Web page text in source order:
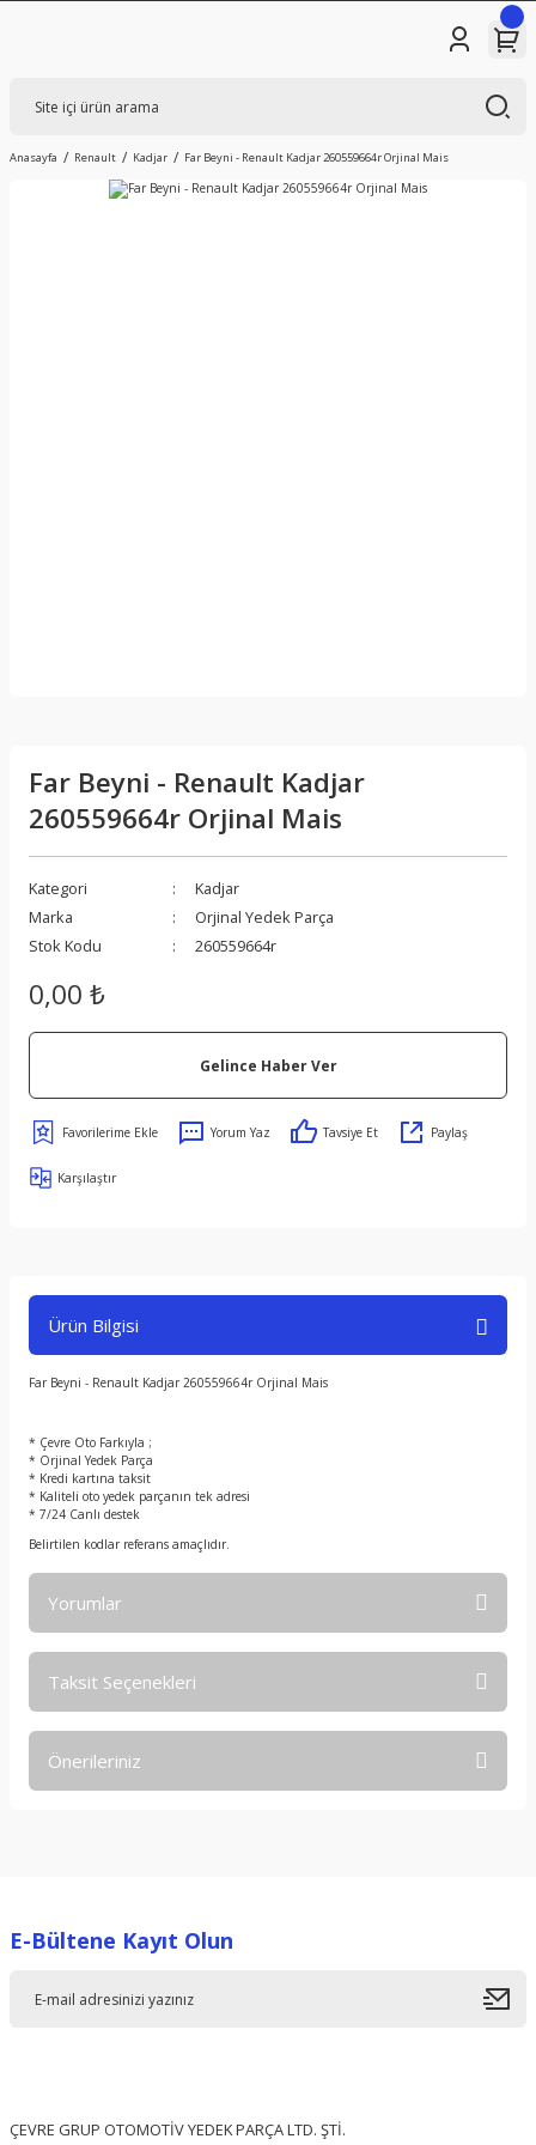
Anasayfa Renault Kadjar Far Beyni - Renault Kadjar 260559664r Orjinal Mais
Far Beyni - Renault Kadjar
260559664r Orjinal Mais
Kategori
Kadjar
Marka
Orjinal Yedek Parça
Stok Kodu
260559664r
0,00 ₺
Gelince Haber Ver
Yorum Yaz Tavsiye Et Paylaş
Karşılaştır
Ürün Bilgisi
Far Beyni - Renault Kadjar 260559664r Orjinal Mais
* Çevre Oto Farkıyla ;
* Orjinal Yedek Parça
* Kredi kartına taksit
* Kaliteli oto yedek parçanın tek adresi
* 7/24 Canlı destek
Belirtilen kodlar referans amaçlıdır.
Yorumlar
Taksit Seçenekleri
Önerileriniz
Ürün resmi kalitesiz, bozuk veya görüntülenemiyor.
E-Bültene Kayıt Olun
ÇEVRE GRUP OTOMOTİV YEDEK PARÇA LTD. ŞTİ.